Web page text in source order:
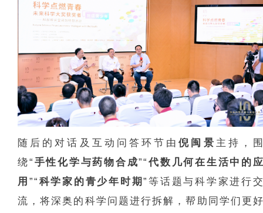
随后的对话及互动问答环节由倪闽景 主持，
绕“ 手性化学与药物合成”“ 代数几何在生活中的
用 ”“ 科学家的青少年时期”等话题与科学家进行
流，将深奥的科学问题进行拆解，帮助同学们更